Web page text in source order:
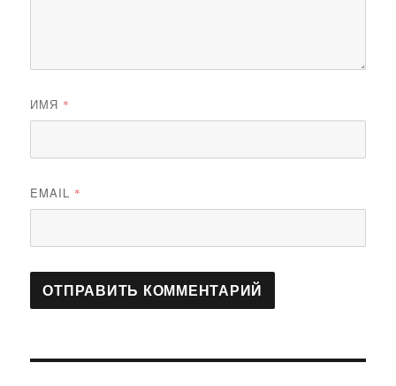
ИМЯ *
EMAIL *